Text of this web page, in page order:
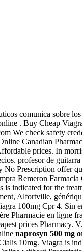
comunica sobre
. Buy Cheap
We check safety
Canadian
prices. In
profesor de
Prescription offer
Remeron
indicated for the
Alfortville,
100mg Cpr 4. Sin
Pharmacie en ligne
prices Pharmacy.
naprosyn 500 mg
10mg. Viagra is